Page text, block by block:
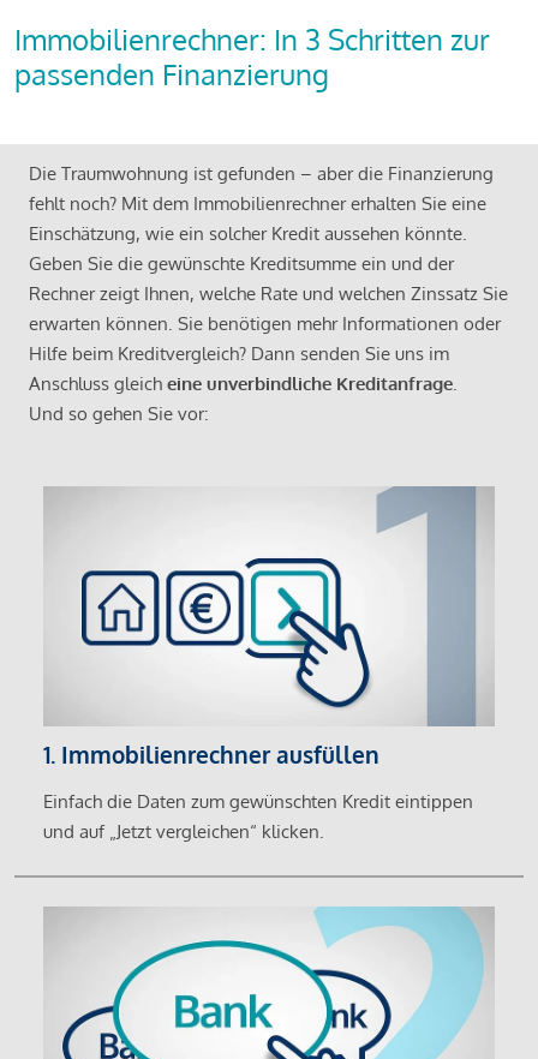
Immobilienrechner: In 3 Schritten zur
passenden Finanzierung
Die Traumwohnung ist gefunden – aber die Finanzierung
fehlt noch? Mit dem Immobilienrechner erhalten Sie eine
Einschätzung, wie ein solcher Kredit aussehen könnte.
Geben Sie die gewünschte Kreditsumme ein und der
Rechner zeigt Ihnen, welche Rate und welchen Zinssatz Sie
erwarten können. Sie benötigen mehr Informationen oder
Hilfe beim Kreditvergleich? Dann senden Sie uns im
Anschluss gleich eine unverbindliche Kreditanfrage.
Und so gehen Sie vor:
1. Immobilienrechner ausfüllen
Einfach die Daten zum gewünschten Kredit eintippen
und auf „Jetzt vergleichen“ klicken.